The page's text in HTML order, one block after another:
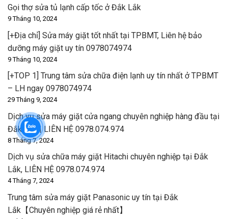
Gọi thợ sửa tủ lạnh cấp tốc ở Đắk Lắk
9 Tháng 10, 2024
[+Địa chỉ] Sửa máy giặt tốt nhất tại TPBMT, Liên hệ bảo
dưỡng máy giặt uy tín 0978074974
9 Tháng 10, 2024
[+TOP 1] Trung tâm sửa chữa điện lạnh uy tín nhất ở TPBMT
– LH ngay 0978074974
29 Tháng 9, 2024
Dịch vụ sửa máy giặt cửa ngang chuyên nghiệp hàng đầu tại
Đắk Lắk | LIÊN HỆ 0978.074.974
8 Tháng 7, 2024
Dịch vụ sửa chữa máy giặt Hitachi chuyên nghiệp tại Đắk
Lắk, LIÊN HỆ 0978.074.974
4 Tháng 7, 2024
Trung tâm sửa máy giặt Panasonic uy tín tại Đắk
Lắk【Chuyên nghiệp giá rẻ nhất】